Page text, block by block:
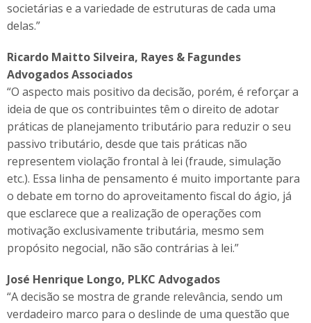
societárias e a variedade de estruturas de cada uma
delas.”
Ricardo Maitto Silveira, Rayes & Fagundes
Advogados Associados
“O aspecto mais positivo da decisão, porém, é reforçar a
ideia de que os contribuintes têm o direito de adotar
práticas de planejamento tributário para reduzir o seu
passivo tributário, desde que tais práticas não
representem violação frontal à lei (fraude, simulação
etc.). Essa linha de pensamento é muito importante para
o debate em torno do aproveitamento fiscal do ágio, já
que esclarece que a realização de operações com
motivação exclusivamente tributária, mesmo sem
propósito negocial, não são contrárias à lei.”
José Henrique Longo, PLKC Advogados
“A decisão se mostra de grande relevância, sendo um
verdadeiro marco para o deslinde de uma questão que